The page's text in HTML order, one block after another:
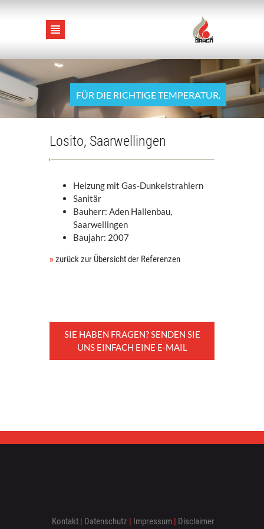
STARTSEITE
SERVICE
BAD / SANITÄR
LÜFTUNG / KLIMA
SOLAR
REFERENZEN
FÜR DIE RICHTIGE TEMPERATUR.
Losito, Saarwellingen
Heizung mit Gas-Dunkelstrahlern
Sanitär
Bauherr: Aden Hallenbau,
Saarwellingen
Baujahr: 2007
» zurück zur Übersicht der Referenzen
SIE HABEN FRAGEN? SENDEN SIE
UNS EINFACH EINE E-MAIL
Kontakt | Datenschutz | Impressum | Disclaimer